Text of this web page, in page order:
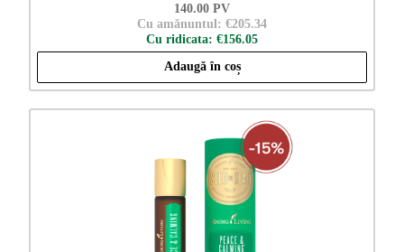
140.00 PV
Cu amănuntul: €205.34
Cu ridicata: €156.05
Adaugă în coș